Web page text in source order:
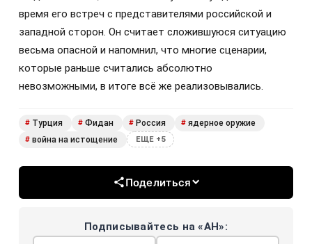
время его встреч с представителями российской и
западной сторон. Он считает сложившуюся ситуацию
весьма опасной и напомнил, что многие сценарии,
которые раньше считались абсолютно
невозможными, в итоге всё же реализовывались.
# Турция # Фидан # Россия # ядерное оружие
# война на истощение ЕЩЕ +5
Поделиться
Подписывайтесь на «АН»: